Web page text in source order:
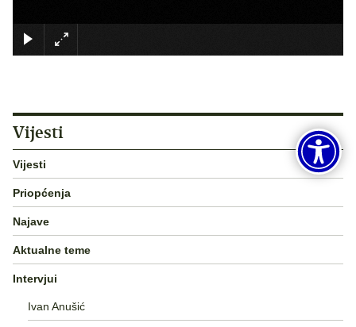
Vijesti
Vijesti
Priopćenja
Najave
Aktualne teme
Intervjui
Ivan Anušić